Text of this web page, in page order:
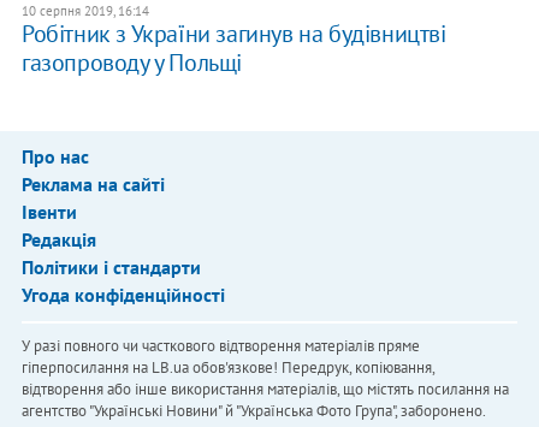
10 серпня 2019, 16:14
Робітник з України загинув на будівництві
газопроводу у Польщі
Про нас
Реклама на сайті
Івенти
Редакція
Політики і стандарти
Угода конфіденційності
У разі повного чи часткового відтворення матеріалів пряме
гіперпосилання на LB.ua обов'язкове! Передрук, копіювання,
відтворення або інше використання матеріалів, що містять посилання на
агентство "Українськi Новини" й "Українська Фото Група", заборонено.